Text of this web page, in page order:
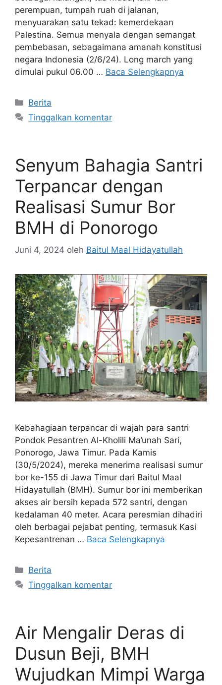
perempuan, tumpah ruah di jalanan,
menyuarakan satu tekad: kemerdekaan
Palestina. Semua menyala dengan semangat
pembebasan, sebagaimana amanah konstitusi
negara Indonesia (2/6/24). Long march yang
dimulai pukul 06.00 … Baca Selengkapnya
Kategori
Berita
Tinggalkan komentar
Senyum Bahagia Santri
Terpancar dengan
Realisasi Sumur Bor
BMH di Ponorogo
Juni 4, 2024 oleh Baitul Maal Hidayatullah
Kebahagiaan terpancar di wajah para santri
Pondok Pesantren Al-Kholili Ma’unah Sari,
Ponorogo, Jawa Timur. Pada Kamis
(30/5/2024), mereka menerima realisasi sumur
bor ke-155 di Jawa Timur dari Baitul Maal
Hidayatullah (BMH). Sumur bor ini memberikan
akses air bersih kepada 572 santri, dengan
kedalaman 40 meter. Acara peresmian dihadiri
oleh berbagai pejabat penting, termasuk Kasi
Kepesantrenan … Baca Selengkapnya
Kategori
Berita
Tinggalkan komentar
Air Mengalir Deras di
Dusun Beji, BMH
Wujudkan Mimpi Warga